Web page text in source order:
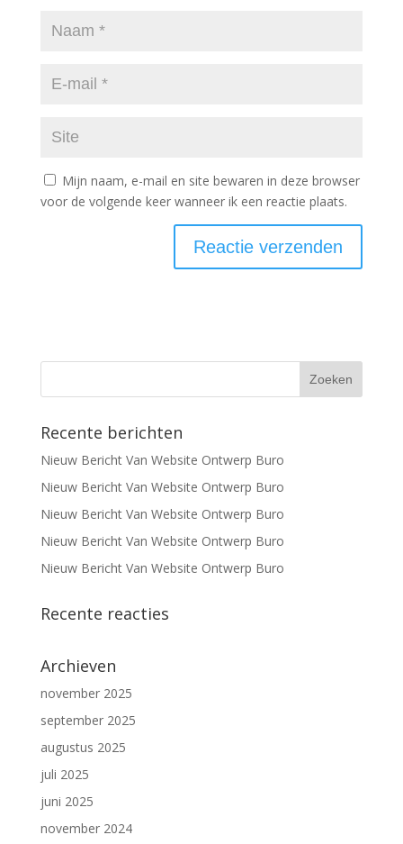
Mijn naam, e-mail en site bewaren in deze browser
voor de volgende keer wanneer ik een reactie plaats.
Recente berichten
Nieuw Bericht Van Website Ontwerp Buro
Nieuw Bericht Van Website Ontwerp Buro
Nieuw Bericht Van Website Ontwerp Buro
Nieuw Bericht Van Website Ontwerp Buro
Nieuw Bericht Van Website Ontwerp Buro
Recente reacties
Archieven
november 2025
september 2025
augustus 2025
juli 2025
juni 2025
november 2024